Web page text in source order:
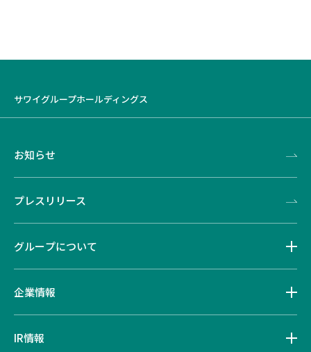
サワイグループホールディングス
お知らせ
プレスリリース
グループについて
企業情報
IR情報